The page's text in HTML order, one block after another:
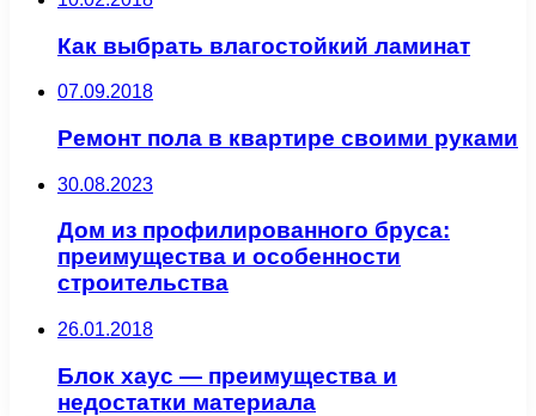
Как выбрать влагостойкий ламинат
07.09.2018
Ремонт пола в квартире своими руками
30.08.2023
Дом из профилированного бруса:
преимущества и особенности
строительства
26.01.2018
Блок хаус — преимущества и
недостатки материала